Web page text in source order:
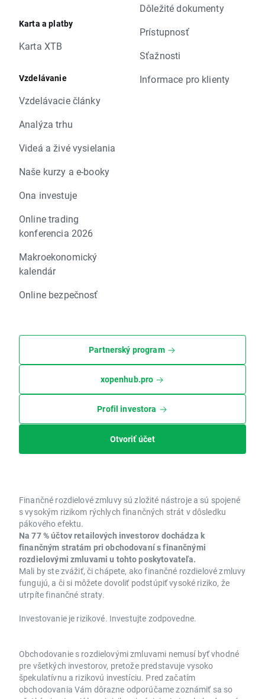
Karta a platby
Karta XTB
Vzdelávanie
Vzdelávacie články
Analýza trhu
Videá a živé vysielania
Naše kurzy a e-booky
Ona investuje
Online trading
konferencia 2026
Makroekonomický
kalendár
Online bezpečnosť
Dôležité dokumenty
Prístupnosť
Sťažnosti
Informace pro klienty
Partnerský program
xopenhub.pro
Profil investora
Otvoriť účet
Finančné rozdielové zmluvy sú zložité nástroje a sú spojené
s vysokým rizikom rýchlych finančných strát v dôsledku
pákového efektu.
Na 77 % účtov retailových investorov dochádza k
finančným stratám pri obchodovaní s finančnými
rozdielovými zmluvami u tohto poskytovateľa.
Mali by ste zvážiť, či chápete, ako finančné rozdielové zmluvy
fungujú, a či si môžete dovoliť podstúpiť vysoké riziko, že
utrpíte finančné straty.
Investovanie je rizikové. Investujte zodpovedne.
Obchodovanie s rozdielovými zmluvami nemusí byť vhodné
pre všetkých investorov, pretože predstavuje vysoko
špekulatívnu a rizikovú investíciu. Pred začatím
obchodovania Vám dôrazne odporúčame zoznámiť sa so